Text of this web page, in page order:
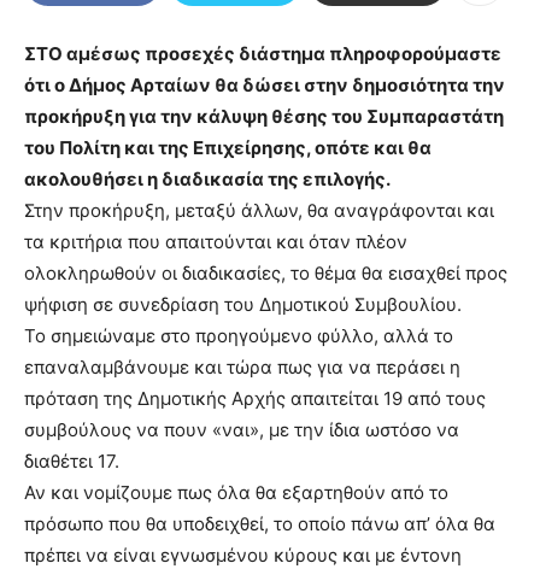
ΣΤΟ αμέσως προσεχές διάστημα πληροφορούμαστε
ότι ο Δήμος Αρταίων θα δώσει στην δημοσιότητα την
προκήρυξη για την κάλυψη θέσης του Συμπαραστάτη
του Πολίτη και της Επιχείρησης, οπότε και θα
ακολουθήσει η διαδικασία της επιλογής.
Στην προκήρυξη, μεταξύ άλλων, θα αναγράφονται και
τα κριτήρια που απαιτούνται και όταν πλέον
ολοκληρωθούν οι διαδικασίες, το θέμα θα εισαχθεί προς
ψήφιση σε συνεδρίαση του Δημοτικού Συμβουλίου.
Το σημειώναμε στο προηγούμενο φύλλο, αλλά το
επαναλαμβάνουμε και τώρα πως για να περάσει η
πρόταση της Δημοτικής Αρχής απαιτείται 19 από τους
συμβούλους να πουν «ναι», με την ίδια ωστόσο να
διαθέτει 17.
Αν και νομίζουμε πως όλα θα εξαρτηθούν από το
πρόσωπο που θα υποδειχθεί, το οποίο πάνω απ’ όλα θα
πρέπει να είναι εγνωσμένου κύρους και με έντονη